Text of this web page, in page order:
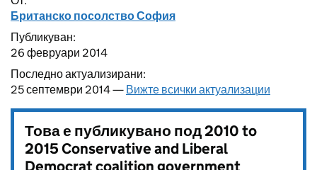
Британско посолство София
Публикуван:
26 февруари 2014
Последно актуализирани:
25 септември 2014 — Вижте всички актуализации
Това е публикувано под2010 to
2015 Conservative and Liberal